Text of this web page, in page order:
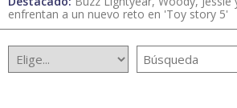
enfrentan a un nuevo reto en 'Toy story 5'